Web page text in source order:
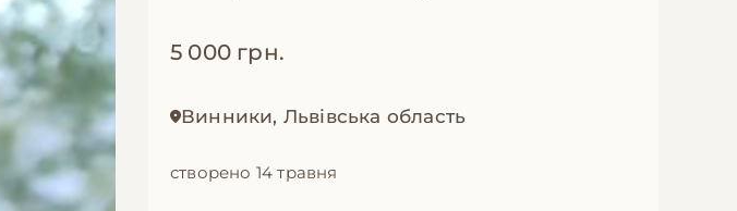
5 000 грн.
Винники, Львівська область
створено 14 травня